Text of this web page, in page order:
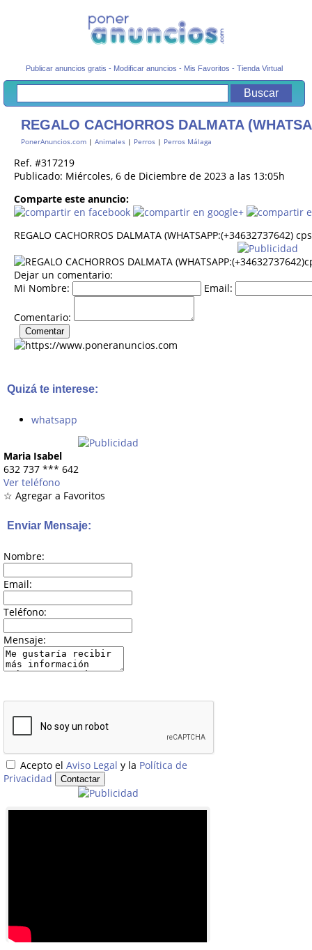
Publicar anuncios gratis - Modificar anuncios - Mis Favoritos -Tienda Virtual
REGALO CACHORROS DALMATA
PonerAnuncios.com | Animales | Perros | Perros Málaga
Ref. #317219
Publicado: Miércoles, 6 de Diciembre de 2023 a las 13:05h
Comparte este anuncio:
REGALO CACHORROS DALMATA (WHATSAPP:(+34632737642) cps
Dejar un comentario:
Mi Nombre:
Email:
Comentario:
Quizá te interese:
whatsapp
Maria Isabel
632 737 *** 642
Ver teléfono
☆ Agregar a Favoritos
Enviar Mensaje:
Nombre:
Email:
Teléfono:
Mensaje:
Acepto el Aviso Legal y la Política de
Privacidad